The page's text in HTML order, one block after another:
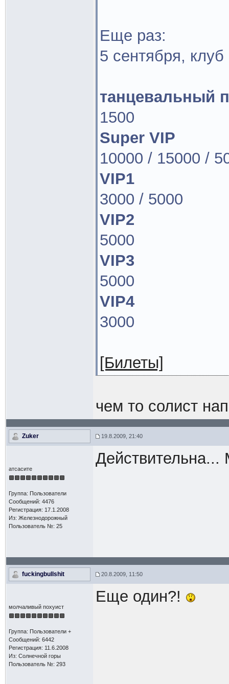
Еще раз:
5 сентября,
танцевальный
1500
Super VIP
10000 / 15000 /
VIP1
3000 / 5000
VIP2
5000
VIP3
5000
VIP4
3000
[Билеты]
чем то солист
Zuker 19.8.2009, 21:40
атсасите
Группа: Пользователи
Сообщений: 4476
Регистрация: 17.1.2008
Из: Железнодорожный
Пользователь №: 25
Действительна...
fuckingbullshit 20.8.2009, 11:50
молчаливый похуист
Группа: Пользователи +
Сообщений: 6442
Регистрация: 11.6.2008
Из: Солнечной горы
Пользователь №: 293
Еще один?!